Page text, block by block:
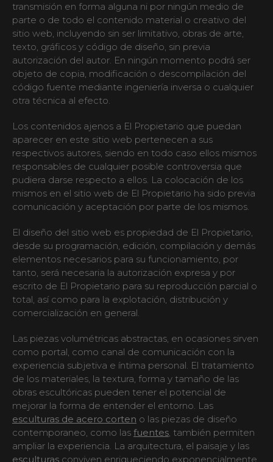
transmisión en forma alguna ni por ningún medio de
parte o de todo el contenido material o creativo del
sitio web, incluyendo sin ser limitativo, obras de arte,
texto, gráficos y código de diseño, sin previa
autorización del autor. En ningún momento podrá ser
objeto de copia, modificación o descompilación del
código fuente mediante ingeniería inversa o cualquier
otra técnica al efecto.
Los contenidos ajenos a El Propietario que puedan
aparecer en este sitio web pertenecen a sus
respectivos autores, siendo en todo caso ellos mismos
responsables de cualquier posible controversia que
pudiera darse respecto a ellos. La colocación de los
mismos en el sitio web de El Propietario ha sido previa
comunicación y aceptación por parte de los mismos.
El diseño del sitio web es propiedad de El Propietario,
desde su programación, edición, compilación y demás
elementos necesarios para su funcionamiento, por
tanto, será necesaria la autorización expresa y por
escrito de El Propietario para su reproducción parcial o
total, así como para la explotación, distribución y
comercialización en general.
Las piezas volumétricas abstractas, en ocasiones sirven
como portal, como canal de comunicación con la
experiencia subjetiva e íntima personal. El tratamiento
de los materiales, la textura, forma y tamaño de las
obras escultóricas pueden tener el potencial de
mejorar la forma de entender el entorno. Las
esculturas de acero corten o las piezas de diseño
contemporaneo, como las fuentes, también permiten
ampliar la experiencia. La arquitectura, el paisaje y las
esculturas conviven enriqueciendo exponencialmente